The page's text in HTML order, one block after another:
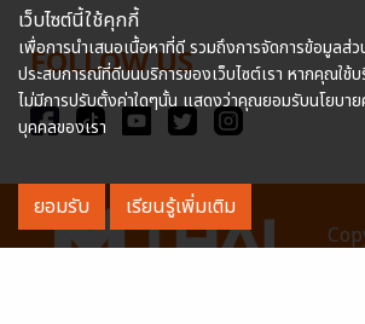
FOLLOW US
เว็บไซต์นี้ใช้คุกกี้
เพื่อการนำเสนอเนื้อหาที่ดี รวมถึงการจัดการข้อมูลส่
ประสบการณ์ที่ดีบนบริการของเว็บไซต์เรา หากคุณใช้บ
ไม่มีการปรับตั้งค่าใดๆนั้น แสดงว่าคุณยอมรับนโยบา
บุคคลของเรา
ยอมรับ เรียนรู้เพิ่มเติม